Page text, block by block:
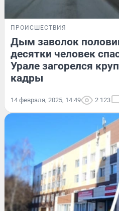
ПРОИСШЕСТВИЯ
Дым заволок
десятки человек
Урале загорелся
кадры
14 февраля, 2025, 14:49 2 123